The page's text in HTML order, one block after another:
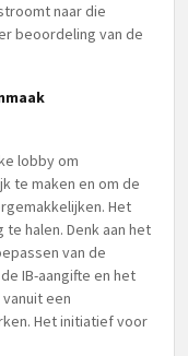
naar die
beoordeling van de
lobby om
te maken en om de
Het
halen. Denk aan het
van de
IB-aangifte en het
een
Het initiatief voor